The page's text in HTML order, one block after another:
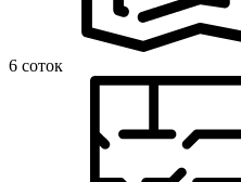
6 соток